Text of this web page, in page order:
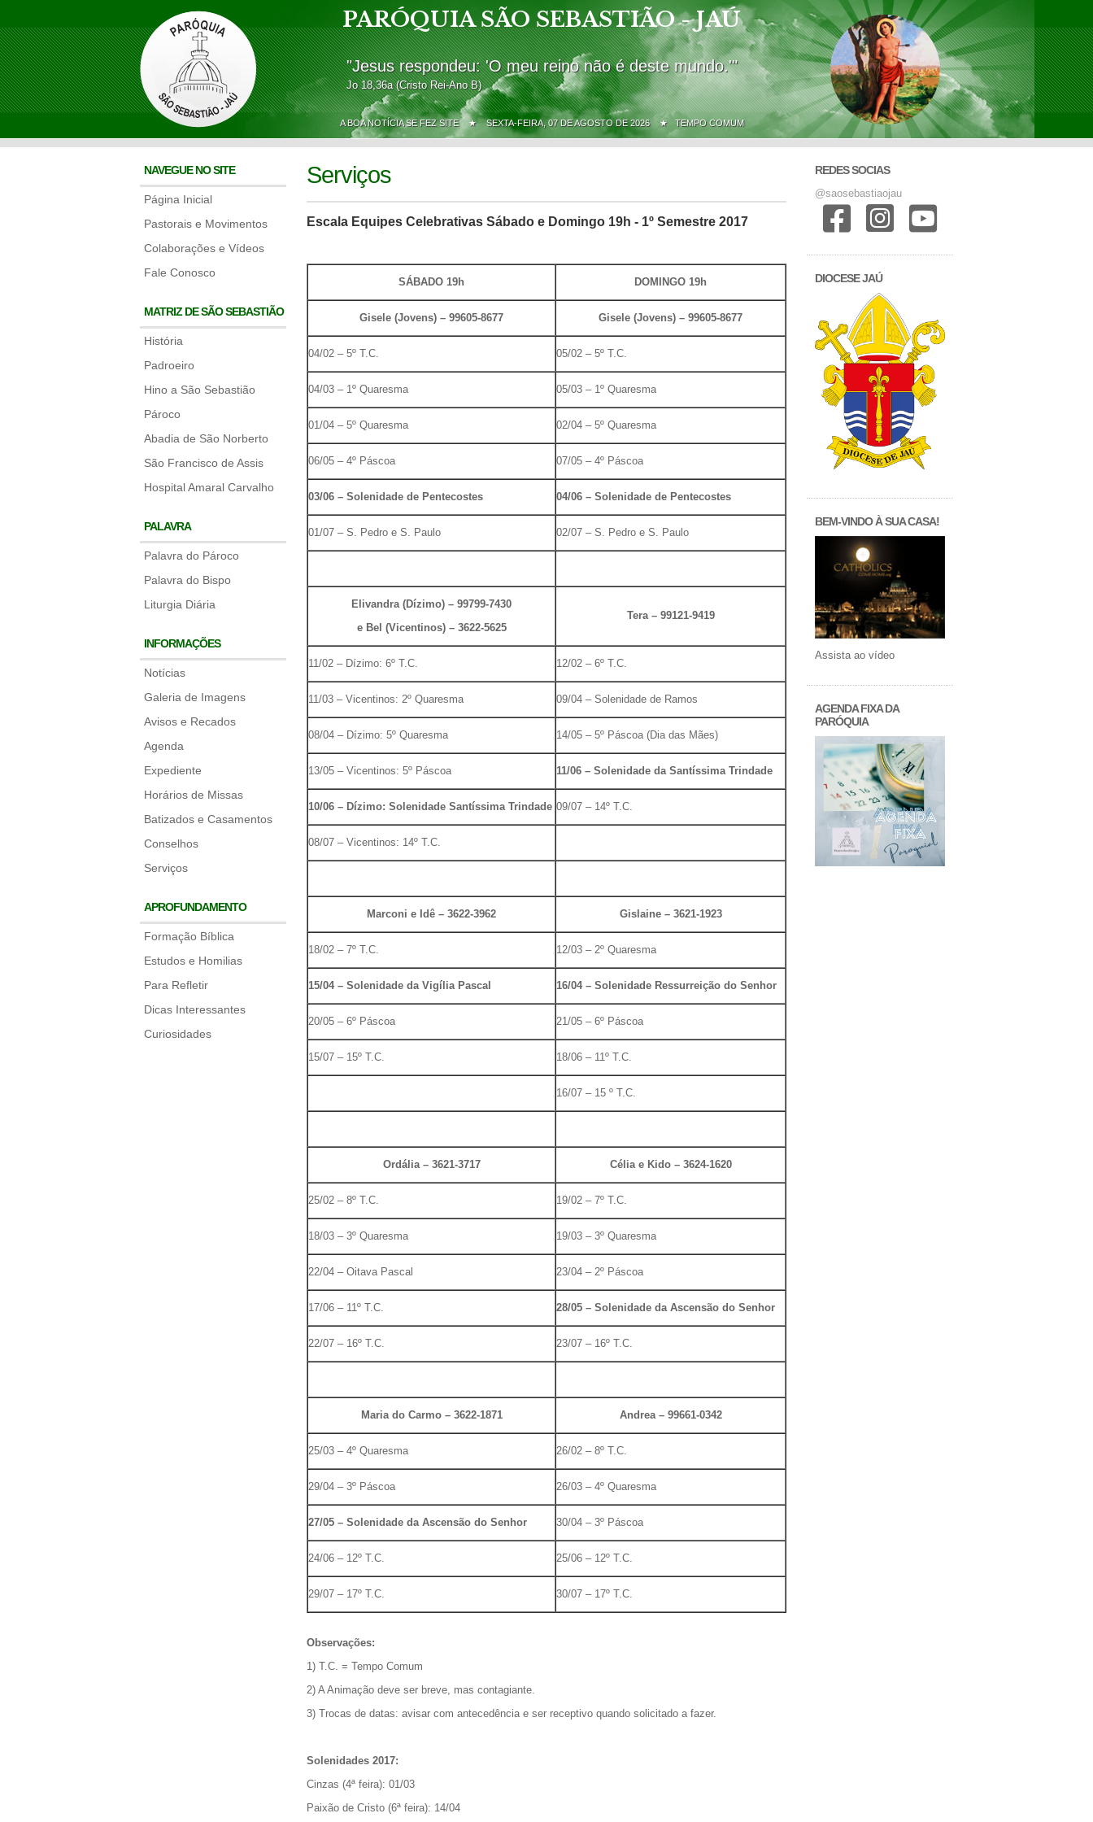
PARÓQUIA SÃO SEBASTIÃO - JAÚ
"Jesus respondeu: 'O meu reino não é deste mundo.'"
Jo 18,36a (Cristo Rei-Ano B)
A BOA NOTÍCIA SE FEZ SITE ★SEXTA-FEIRA, 07 DE AGOSTO DE 2026 ★ TEMPO COMUM
NAVEGUE NO SITE
Página Inicial
Pastorais e Movimentos
Colaborações e Vídeos
Fale Conosco
MATRIZ DE SÃO SEBASTIÃO
História
Padroeiro
Hino a São Sebastião
Pároco
Abadia de São Norberto
São Francisco de Assis
Hospital Amaral Carvalho
PALAVRA
Palavra do Pároco
Palavra do Bispo
Liturgia Diária
INFORMAÇÕES
Notícias
Galeria de Imagens
Avisos e Recados
Agenda
Expediente
Horários de Missas
Batizados e Casamentos
Conselhos
Serviços
APROFUNDAMENTO
Formação Bíblica
Estudos e Homilias
Para Refletir
Dicas Interessantes
Curiosidades
Serviços
Escala Equipes Celebrativas Sábado e Domingo 19h - 1º Semestre 2017
SÁBADO 19h DOMINGO 19h
Gisele (Jovens) – 99605-8677 Gisele (Jovens) – 99605-8677
04/02 – 5º T.C. 05/02 – 5º T.C.
04/03 – 1º Quaresma 05/03 – 1º Quaresma
01/04 – 5º Quaresma 02/04 – 5º Quaresma
06/05 – 4º Páscoa 07/05 – 4º Páscoa
03/06 – Solenidade de Pentecostes 04/06 – Solenidade de Pentecostes
01/07 – S. Pedro e S. Paulo 02/07 – S. Pedro e S. Paulo
Elivandra (Dízimo) – 99799-7430
e Bel (Vicentinos) – 3622-5625
Tera – 99121-9419
11/02 – Dízimo: 6º T.C. 12/02 – 6º T.C.
11/03 – Vicentinos: 2º Quaresma 09/04 – Solenidade de Ramos
08/04 – Dízimo: 5º Quaresma 14/05 – 5º Páscoa (Dia das Mães)
13/05 – Vicentinos: 5º Páscoa 11/06 – Solenidade da Santíssima Trindade
10/06 – Dízimo: Solenidade Santíssima Trindade 09/07 – 14º T.C.
08/07 – Vicentinos: 14º T.C.
Marconi e Idê – 3622-3962 Gislaine – 3621-1923
18/02 – 7º T.C. 12/03 – 2º Quaresma
15/04 – Solenidade da Vigília Pascal 16/04 – Solenidade Ressurreição do Senhor
20/05 – 6º Páscoa 21/05 – 6º Páscoa
15/07 – 15º T.C. 18/06 – 11º T.C.
16/07 – 15 º T.C.
Ordália – 3621-3717 Célia e Kido – 3624-1620
25/02 – 8º T.C. 19/02 – 7º T.C.
18/03 – 3º Quaresma 19/03 – 3º Quaresma
22/04 – Oitava Pascal 23/04 – 2º Páscoa
17/06 – 11º T.C. 28/05 – Solenidade da Ascensão do Senhor
22/07 – 16º T.C. 23/07 – 16º T.C.
Maria do Carmo – 3622-1871 Andrea – 99661-0342
25/03 – 4º Quaresma 26/02 – 8º T.C.
29/04 – 3º Páscoa 26/03 – 4º Quaresma
27/05 – Solenidade da Ascensão do Senhor 30/04 – 3º Páscoa
24/06 – 12º T.C. 25/06 – 12º T.C.
29/07 – 17º T.C. 30/07 – 17º T.C.
Observações:
1) T.C. = Tempo Comum
2) A Animação deve ser breve, mas contagiante.
3) Trocas de datas: avisar com antecedência e ser receptivo quando solicitado a fazer.
Solenidades 2017:
Cinzas (4ª feira): 01/03
Paixão de Cristo (6ª feira): 14/04
REDES SOCIAS
@saosebastiaojau
DIOCESE JAÚ
BEM-VINDO À SUA CASA!
Assista ao vídeo
AGENDA FIXA DA
PARÓQUIA